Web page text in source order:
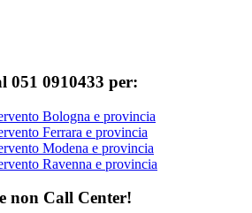
051 0910433 per:
Bologna e provincia
Ferrara e provincia
Modena e provincia
Ravenna e provincia
non Call Center!